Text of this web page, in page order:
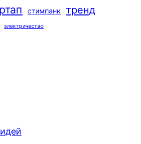
стимпанк тренд
электричество